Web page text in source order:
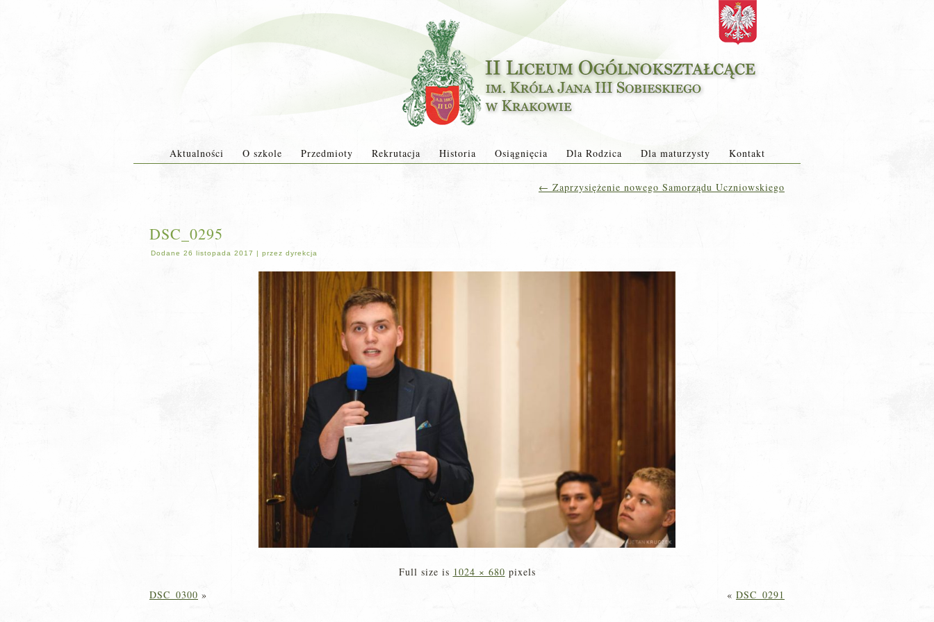
Aktualności O szkole Przedmioty Rekrutacja Historia Osiągnięcia Dla Rodzica Dla maturzysty Kontakt
← Zaprzysiężenie nowego Samorządu Uczniowskiego
DSC_0295
Dodane 26 listopada 2017 | przez dyrekcja
Full size is 1024 × 680 pixels
DSC_0300 » « DSC_0291